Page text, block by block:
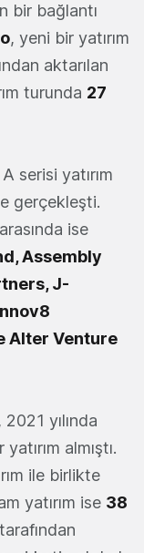
bir bağlantı
, yeni bir yatırım
aktarılan
turunda 27
serisi yatırım
gerçekleşti.
ise
Assembly
J-
Alter Venture
yılında
almıştı.
ile birlikte
yatırım ise 38